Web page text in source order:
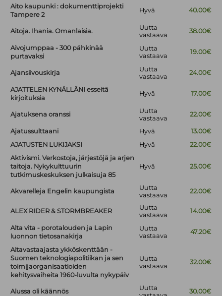
Aito kaupunki : dokumenttiprojekti
Tampere 2
Hyvä 40.00€
Aitoja. Ihania. Omanlaisia.
Uutta
vastaava
38.00€
Aivojumppaa - 300 pähkinää
purtavaksi
Uutta
vastaava
19.00€
Ajansiivouskirja
Uutta
vastaava
24.00€
AJATTELEN KYNÄLLÄNI esseitä
kirjoituksia
Hyvä 17.00€
Ajatuksena oranssi
Uutta
vastaava
22.00€
Ajatussulttaani Hyvä
13.00€
AJATUSTEN LUKIJAKSI
Hyvä
22.00€
Aktivismi. Verkostoja, järjestöjä ja arjen
taitoja. Nykykulttuurin
tutkimuskeskuksen julkaisuja 85
Hyvä 25.00€
Akvarelleja Engelin kaupungista
Uutta
vastaava
22.00€
ALEX RIDER & STORMBREAKER
Uutta
vastaava
14.00€
Alta vita - porotalouden ja Lapin
luonnon tietosanakirja
Uutta
vastaava
47.20€
Altavastaajasta ykköskenttään -
Suomen teknologiapolitiikan ja sen
toimijaorganisaatioiden
kehitysvaiheita 1960-luvulta nykypäiv
Uutta
vastaava
32.00€
Alussa oli käännös
Uutta
30.00€